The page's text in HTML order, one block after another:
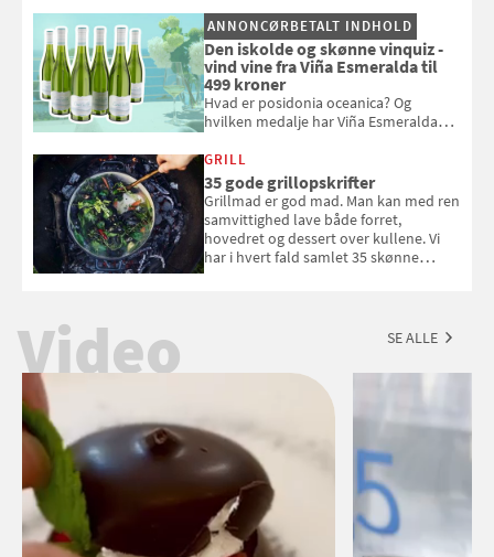
og se, hvordan du gør
ANNONCØRBETALT INDHOLD
Den iskolde og skønne vinquiz -
vind vine fra Viña Esmeralda til
499 kroner
Hvad er posidonia oceanica? Og
hvilken medalje har Viña Esmeralda
med i Samvirkes skønne vinquiz, hvor
du kan vinde 6 flasker vin fra Viña
Esmeralda. Konkurrencen slutter 1.
september 2026.
GRILL
35 gode grillopskrifter
Grillmad er god mad. Man kan med ren
samvittighed lave både forret,
hovedret og dessert over kullene. Vi
har i hvert fald samlet 35 skønne
Video SE ALLE